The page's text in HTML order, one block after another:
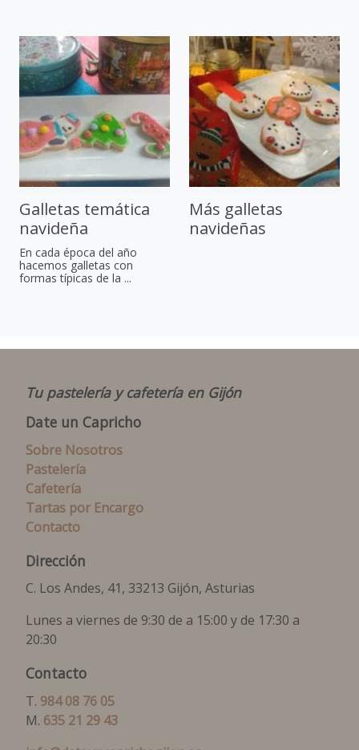
Galletas temática
navideña
En cada época del año
hacemos galletas con
formas típicas de la ...
Más galletas
navideñas
Tu pastelería y cafetería en Gijón
Date un Capricho
Sobre Nosotros
Pastelería
Cafetería
Tartas por Encargo
Contacto
Dirección
C. Los Andes, 41, 33213 Gijón, Asturias
Lunes a viernes de 9:30 de a 15:00 y de 17:30 a
20:30
Contacto
T. 984 08 76 05
M. 635 21 29 43